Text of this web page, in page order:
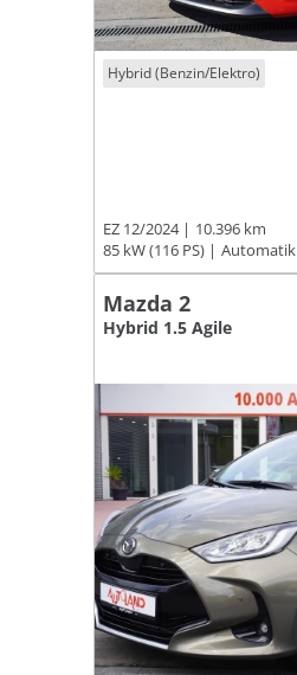
Hybrid (Benzin/Elektro)
EZ 12/2024
10.396 km
85 kW (116 PS)
Automatik
Mazda 2
Hybrid 1.5 Agile